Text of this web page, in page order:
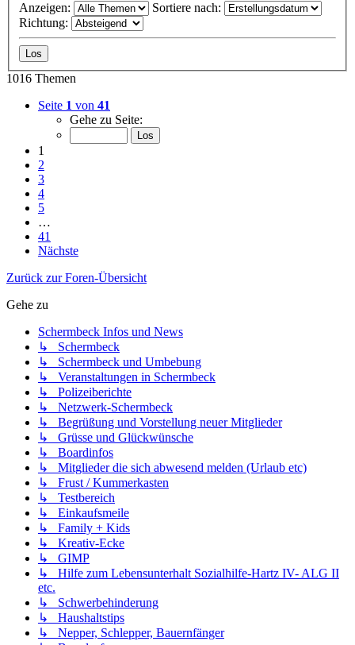
Anzeigen:
Sortiere nach:
Richtung:
1016 Themen
Seite 1 von 41
Gehe zu Seite:
1
2
3
4
5
…
41
Nächste
Zurück zur Foren-Übersicht
Gehe zu
Schermbeck Infos und News
↳ Schermbeck
↳ Schermbeck und Umbebung
↳ Veranstaltungen in Schermbeck
↳ Polizeiberichte
↳ Netzwerk-Schermbeck
↳ Begrüßung und Vorstellung neuer Mitglieder
↳ Grüsse und Glückwünsche
↳ Boardinfos
↳ Mitglieder die sich abwesend melden (Urlaub etc)
↳ Frust / Kummerkasten
↳ Testbereich
↳ Einkaufsmeile
↳ Family + Kids
↳ Kreativ-Ecke
↳ GIMP
↳ Hilfe zum Lebensunterhalt Sozialhilfe-Hartz IV- ALG II
etc.
↳ Schwerbehinderung
↳ Haushaltstips
↳ Nepper, Schlepper, Bauernfänger